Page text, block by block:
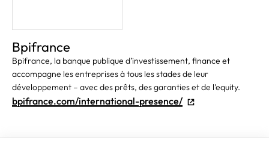
Bpifrance
Bpifrance, la banque publique d’investissement, finance et
accompagne les entreprises à tous les stades de leur
développement – avec des prêts, des garanties et de l’equity.
bpifrance.com/international-presence/